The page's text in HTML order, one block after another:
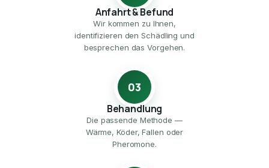
Anfahrt & Befund
Wir kommen zu Ihnen,
identifizieren den Schädling und
besprechen das Vorgehen.
03
Behandlung
Die passende Methode —
Wärme, Köder, Fallen oder
Pheromone.